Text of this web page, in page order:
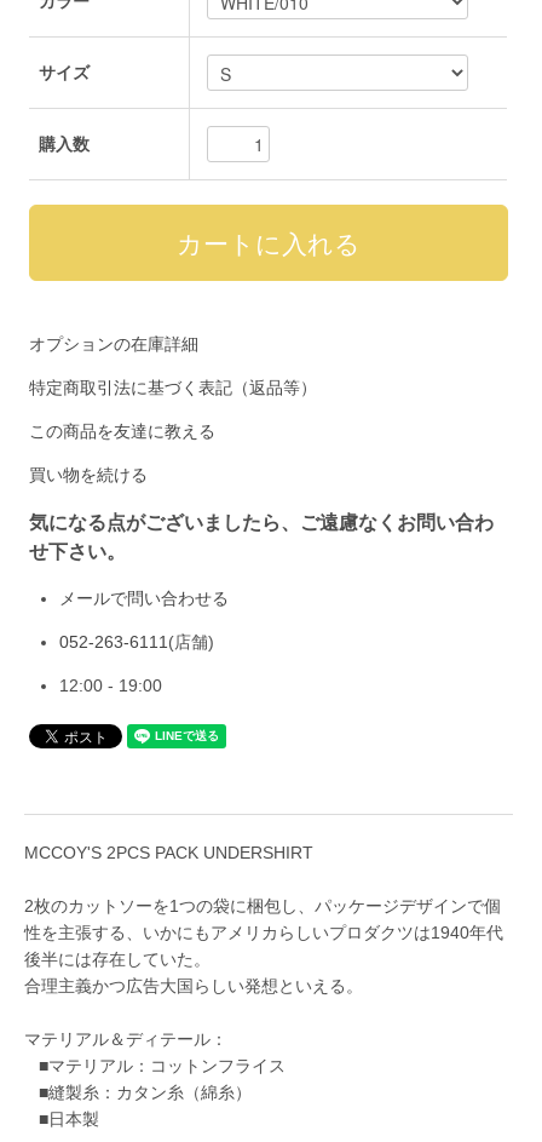
サイズ
購入数
オプションの在庫詳細
特定商取引法に基づく表記（返品等）
この商品を友達に教える
買い物を続ける
気になる点がございましたら、ご遠慮なくお問い合わ
せ下さい。
メールで問い合わせる
052-263-6111 (店舗)
12:00 - 19:00
MCCOY'S 2PCS PACK UNDERSHIRT
2枚のカットソーを1つの袋に梱包し、パッケージデザインで個
性を主張する、いかにもアメリカらしいプロダクツは1940年代
後半には存在していた。
合理主義かつ広告大国らしい発想といえる。
マテリアル＆ディテール：
■マテリアル：コットンフライス
■縫製糸：カタン糸（綿糸）
■日本製